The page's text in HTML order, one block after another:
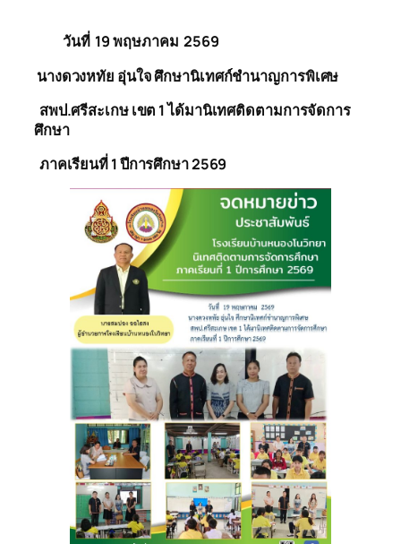
วันที่ 19 พฤษภาคม 2569
นางดวงหทัย อุ่นใจ ศึกษานิเทศก์ชำนาญการพิเศษ
สพป.ศรีสะเกษ เขต 1 ได้มานิเทศติดตามการจัดการ
ศึกษา
ภาคเรียนที่ 1 ปีการศึกษา 2569